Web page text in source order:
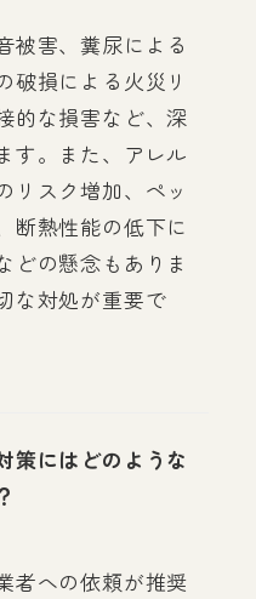
被害、糞尿による
破損による火災リ
的な損害など、深
す。また、アレル
リスク増加、ペッ
断熱性能の低下に
どの懸念もありま
な対処が重要で
策にはどのような
者への依頼が推奨